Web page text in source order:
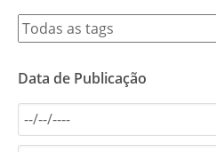
Data de Publicação